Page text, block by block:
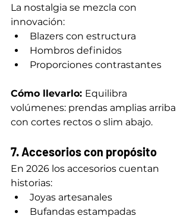
La nostalgia se mezcla con
innovación:
Blazers con estructura
Hombros definidos
Proporciones contrastantes
Cómo llevarlo: Equilibra
volúmenes: prendas amplias arriba
con cortes rectos o slim abajo.
7. Accesorios con propósito
En 2026 los accesorios cuentan
historias:
Joyas artesanales
Bufandas estampadas